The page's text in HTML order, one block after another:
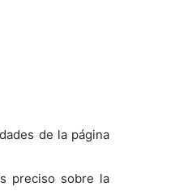
de la página
preciso sobre la